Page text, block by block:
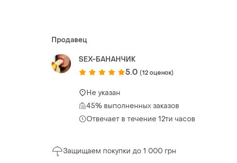
Продавец
SEX-БАНАНЧИК
5.0 (12 оценок)
Не указан
45% выполненных заказов
Отвечает в течение 12ти часов
Защищаем покупки до 1 000 грн